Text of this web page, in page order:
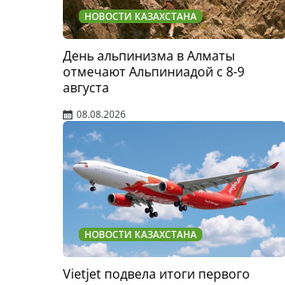
НОВОСТИ КАЗАХСТАНА
День альпинизма в Алматы
отмечают Альпиниадой с 8-9
августа
08.08.2026
НОВОСТИ КАЗАХСТАНА
Vietjet подвела итоги первого